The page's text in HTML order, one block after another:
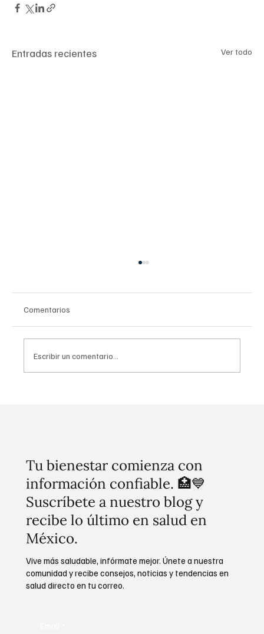
Entradas recientes Ver todo
Comentarios
Escribir un comentario...
Tu bienestar comienza con
información confiable. 🏥💙
Suscríbete a nuestro blog y
recibe lo último en salud en
México.
Vive más saludable, infórmate mejor. Únete a nuestra
comunidad y recibe consejos, noticias y tendencias en
salud directo en tu correo.